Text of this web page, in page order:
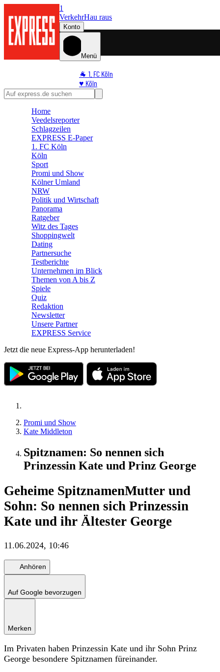
1
VerkehrHau raus
Konto
Menü
🐐 1. FC Köln
♥️ Köln
⭐ Promi
🛒 Shoppingwelt
Home
Veedelsreporter
Schlagzeilen
EXPRESS E-Paper
1. FC Köln
Köln
Sport
Promi und Show
Kölner Umland
NRW
Politik und Wirtschaft
Panorama
Ratgeber
Witz des Tages
Shoppingwelt
Dating
Partnersuche
Testberichte
Unternehmen im Blick
Themen von A bis Z
Spiele
Quiz
Redaktion
Newsletter
Unsere Partner
EXPRESS Service
Jetzt die neue Express-App herunterladen!
Promi und Show
Kate Middleton
Spitznamen: So nennen sich
Prinzessin Kate und Prinz George
Geheime SpitznamenMutter und
Sohn: So nennen sich Prinzessin
Kate und ihr Ältester George
11.06.2024, 10:46
Anhören
Auf Google bevorzugen
Merken
Im Privaten haben Prinzessin Kate und ihr Sohn Prinz
George besondere Spitznamen füreinander.